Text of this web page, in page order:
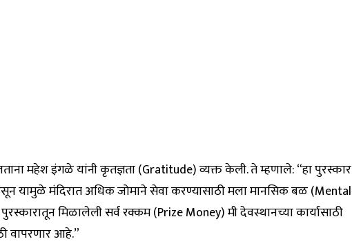
महेश इंगळे यांनी कृतज्ञता (Gratitude) व्यक्त केली. ते म्हणाले: “हा पुरस्कार
यामुळे मंदिरात अधिक जोमाने सेवा करण्यासाठी मला मानसिक बळ (Mental
मिळालेली सर्व रक्कम (Prize Money) मी देवस्थानच्या कार्यासाठी
वापरणार आहे.”